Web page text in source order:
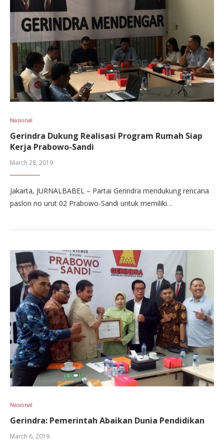
Nasional
Gerindra Dukung Realisasi Program Rumah Siap
Kerja Prabowo-Sandi
March 28, 2019
Jakarta, JURNALBABEL – Partai Gerindra mendukung rencana
paslon no urut 02 Prabowo-Sandi untuk memiliki…
Nasional
Gerindra: Pemerintah Abaikan Dunia Pendidikan
March 6, 2019